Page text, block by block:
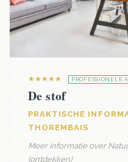
★★★★★ PROFESSIONELE
De stof
PRAKTISCHE
THOREMBAIS
Meer informatie over
(ontdekken)